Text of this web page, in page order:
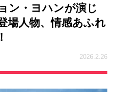
ン・ヨハンが演じ
場人物、情感あふれ
2026.2.26